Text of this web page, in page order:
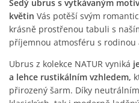
Šedý ubrus s vytkávaným
květin Vás potěší svým
krásně prostřenou tabuli s
příjemnou atmosféru s rodinou
Ubrus z kolekce NATUR vyniká
a lehce rustikálním vzhledem,
přirozený šarm. Díky